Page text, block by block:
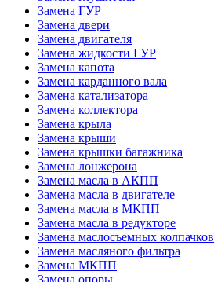
Замена ГУР
Замена двери
Замена двигателя
Замена жидкости ГУР
Замена капота
Замена карданного вала
Замена катализатора
Замена коллектора
Замена крыла
Замена крыши
Замена крышки багажника
Замена лонжерона
Замена масла в АКПП
Замена масла в двигателе
Замена масла в МКПП
Замена масла в редукторе
Замена маслосъемных колпачков
Замена масляного фильтра
Замена МКПП